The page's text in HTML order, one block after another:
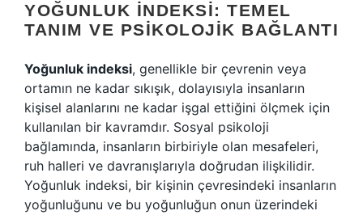
YOĞUNLUK İNDEKSI: TEMEL
TANIM VE PSIKOLOJIK BAĞLANTI
Yoğunluk indeksi, genellikle bir çevrenin veya
ortamın ne kadar sıkışık, dolayısıyla insanların
kişisel alanlarını ne kadar işgal ettiğini ölçmek için
kullanılan bir kavramdır. Sosyal psikoloji
bağlamında, insanların birbiriyle olan mesafeleri,
ruh halleri ve davranışlarıyla doğrudan ilişkilidir.
Yoğunluk indeksi, bir kişinin çevresindeki insanların
yoğunluğunu ve bu yoğunluğun onun üzerindeki